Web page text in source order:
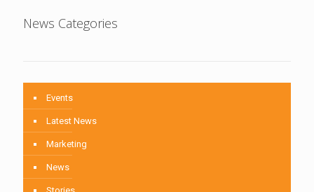
News Categories
Events
Latest News
Marketing
News